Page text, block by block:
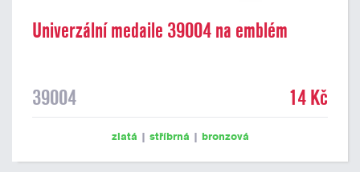
Univerzální medaile 39004 na emblém
39004 14 Kč
zlatá | stříbrná | bronzová